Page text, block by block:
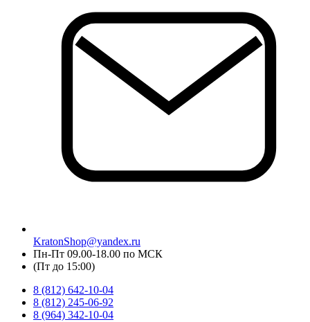
KratonShop@yandex.ru
Пн-Пт 09.00-18.00 по МСК
(Пт до 15:00)
8 (812) 642-10-04
8 (812) 245-06-92
8 (964) 342-10-04